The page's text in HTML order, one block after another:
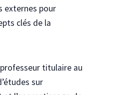
externes pour
clés de la
titulaire au
sur